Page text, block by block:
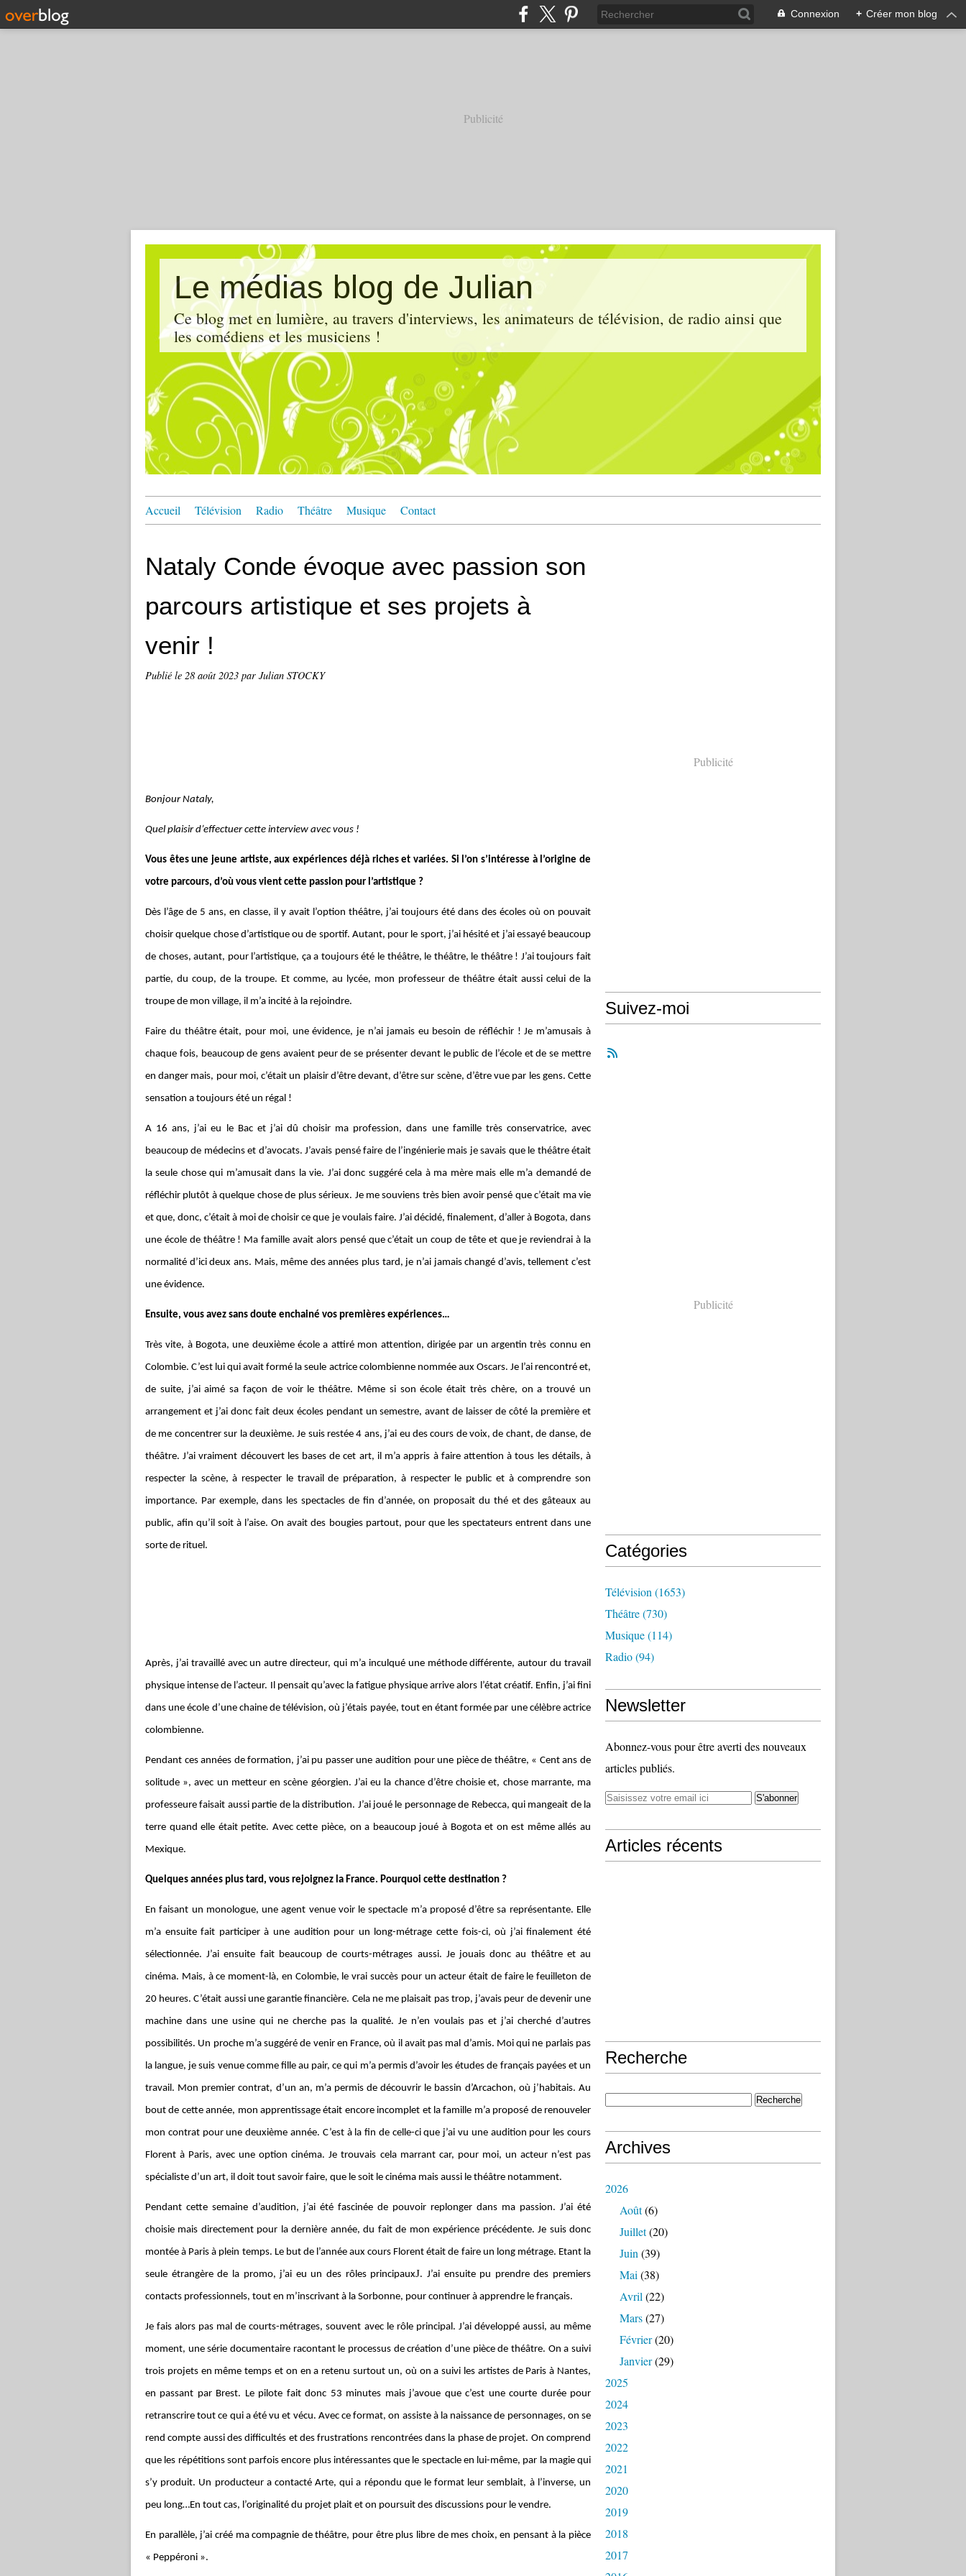
Connexion + Créer mon blog
Publicité
Le médias blog de Julian
Ce blog met en lumière, au travers d'interviews, les animateurs de télévision, de radio ainsi que
les comédiens et les musiciens !
Accueil Télévision Radio Théâtre Musique Contact
Nataly Conde évoque avec passion son
parcours artistique et ses projets à
venir !
Publié le 28 août 2023 par Julian STOCKY
Bonjour Nataly,
Quel plaisir d’effectuer cette interview avec vous !
Vous êtes une jeune artiste, aux expériences déjà riches et variées. Si l’on s’intéresse à l’origine de
votre parcours, d’où vous vient cette passion pour l’artistique ?
Dès l’âge de 5 ans, en classe, il y avait l’option théâtre, j’ai toujours été dans des écoles où on pouvait
choisir quelque chose d’artistique ou de sportif. Autant, pour le sport, j’ai hésité et j’ai essayé beaucoup
de choses, autant, pour l’artistique, ça a toujours été le théâtre, le théâtre, le théâtre ! J’ai toujours fait
partie, du coup, de la troupe. Et comme, au lycée, mon professeur de théâtre était aussi celui de la
troupe de mon village, il m’a incité à la rejoindre.
Faire du théâtre était, pour moi, une évidence, je n’ai jamais eu besoin de réfléchir ! Je m’amusais à
chaque fois, beaucoup de gens avaient peur de se présenter devant le public de l’école et de se mettre
en danger mais, pour moi, c’était un plaisir d’être devant, d’être sur scène, d’être vue par les gens. Cette
sensation a toujours été un régal !
A 16 ans, j’ai eu le Bac et j’ai dû choisir ma profession, dans une famille très conservatrice, avec
beaucoup de médecins et d’avocats. J’avais pensé faire de l’ingénierie mais je savais que le théâtre était
la seule chose qui m’amusait dans la vie. J’ai donc suggéré cela à ma mère mais elle m’a demandé de
réfléchir plutôt à quelque chose de plus sérieux. Je me souviens très bien avoir pensé que c’était ma vie
et que, donc, c’était à moi de choisir ce que je voulais faire. J’ai décidé, finalement, d’aller à Bogota, dans
une école de théâtre ! Ma famille avait alors pensé que c’était un coup de tête et que je reviendrai à la
normalité d’ici deux ans. Mais, même des années plus tard, je n’ai jamais changé d’avis, tellement c’est
une évidence.
Ensuite, vous avez sans doute enchainé vos premières expériences…
Très vite, à Bogota, une deuxième école a attiré mon attention, dirigée par un argentin très connu en
Colombie. C’est lui qui avait formé la seule actrice colombienne nommée aux Oscars. Je l’ai rencontré et,
de suite, j’ai aimé sa façon de voir le théâtre. Même si son école était très chère, on a trouvé un
arrangement et j’ai donc fait deux écoles pendant un semestre, avant de laisser de côté la première et
de me concentrer sur la deuxième. Je suis restée 4 ans, j’ai eu des cours de voix, de chant, de danse, de
théâtre. J’ai vraiment découvert les bases de cet art, il m’a appris à faire attention à tous les détails, à
respecter la scène, à respecter le travail de préparation, à respecter le public et à comprendre son
importance. Par exemple, dans les spectacles de fin d’année, on proposait du thé et des gâteaux au
public, afin qu’il soit à l’aise. On avait des bougies partout, pour que les spectateurs entrent dans une
sorte de rituel.
Après, j’ai travaillé avec un autre directeur, qui m’a inculqué une méthode différente, autour du travail
physique intense de l’acteur. Il pensait qu’avec la fatigue physique arrive alors l’état créatif. Enfin, j’ai fini
dans une école d’une chaine de télévision, où j’étais payée, tout en étant formée par une célèbre actrice
colombienne.
Pendant ces années de formation, j’ai pu passer une audition pour une pièce de théâtre, « Cent ans de
solitude », avec un metteur en scène géorgien. J’ai eu la chance d’être choisie et, chose marrante, ma
professeure faisait aussi partie de la distribution. J’ai joué le personnage de Rebecca, qui mangeait de la
terre quand elle était petite. Avec cette pièce, on a beaucoup joué à Bogota et on est même allés au
Mexique.
Quelques années plus tard, vous rejoignez la France. Pourquoi cette destination ?
En faisant un monologue, une agent venue voir le spectacle m’a proposé d’être sa représentante. Elle
m’a ensuite fait participer à une audition pour un long-métrage cette fois-ci, où j’ai finalement été
sélectionnée. J’ai ensuite fait beaucoup de courts-métrages aussi. Je jouais donc au théâtre et au
cinéma. Mais, à ce moment-là, en Colombie, le vrai succès pour un acteur était de faire le feuilleton de
20 heures. C’était aussi une garantie financière. Cela ne me plaisait pas trop, j’avais peur de devenir une
machine dans une usine qui ne cherche pas la qualité. Je n’en voulais pas et j’ai cherché d’autres
possibilités. Un proche m’a suggéré de venir en France, où il avait pas mal d’amis. Moi qui ne parlais pas
la langue, je suis venue comme fille au pair, ce qui m’a permis d’avoir les études de français payées et un
travail. Mon premier contrat, d’un an, m’a permis de découvrir le bassin d’Arcachon, où j’habitais. Au
bout de cette année, mon apprentissage était encore incomplet et la famille m’a proposé de renouveler
mon contrat pour une deuxième année. C’est à la fin de celle-ci que j’ai vu une audition pour les cours
Florent à Paris, avec une option cinéma. Je trouvais cela marrant car, pour moi, un acteur n’est pas
spécialiste d’un art, il doit tout savoir faire, que le soit le cinéma mais aussi le théâtre notamment.
Pendant cette semaine d’audition, j’ai été fascinée de pouvoir replonger dans ma passion. J’ai été
choisie mais directement pour la dernière année, du fait de mon expérience précédente. Je suis donc
montée à Paris à plein temps. Le but de l’année aux cours Florent était de faire un long métrage. Etant la
seule étrangère de la promo, j’ai eu un des rôles principauxJ. J’ai ensuite pu prendre des premiers
contacts professionnels, tout en m’inscrivant à la Sorbonne, pour continuer à apprendre le français.
Je fais alors pas mal de courts-métrages, souvent avec le rôle principal. J’ai développé aussi, au même
moment, une série documentaire racontant le processus de création d’une pièce de théâtre. On a suivi
trois projets en même temps et on en a retenu surtout un, où on a suivi les artistes de Paris à Nantes,
en passant par Brest. Le pilote fait donc 53 minutes mais j’avoue que c’est une courte durée pour
retranscrire tout ce qui a été vu et vécu. Avec ce format, on assiste à la naissance de personnages, on se
rend compte aussi des difficultés et des frustrations rencontrées dans la phase de projet. On comprend
que les répétitions sont parfois encore plus intéressantes que le spectacle en lui-même, par la magie qui
s’y produit. Un producteur a contacté Arte, qui a répondu que le format leur semblait, à l’inverse, un
peu long…En tout cas, l’originalité du projet plait et on poursuit des discussions pour le vendre.
En parallèle, j’ai créé ma compagnie de théâtre, pour être plus libre de mes choix, en pensant à la pièce
« Peppéroni ».
Publicité
Suivez-moi
Publicité
Catégories
Télévision (1653)
Théâtre(730)
Musique(114)
Radio(94)
Newsletter
Abonnez-vous pour être averti des nouveaux
articles publiés.
Articles récents
Recherche
Archives
2026
Août(6)
Juillet(20)
Juin (39)
Mai (38)
Avril (22)
Mars(27)
Février(20)
Janvier(29)
2025
2024
2023
2022
2021
2020
2019
2018
2017